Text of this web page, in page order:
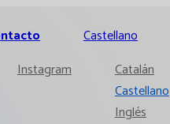
Instagram
Castellano
Catalán
Castellano
Inglés